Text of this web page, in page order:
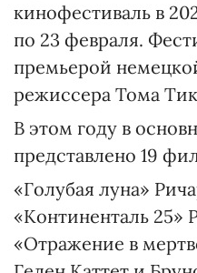
кинофестиваль в
по 23 февраля.
премьерой
режиссера Тома
В этом году в
представлено 19
«Голубая луна»
«Континенталь 25»
«Отражение в